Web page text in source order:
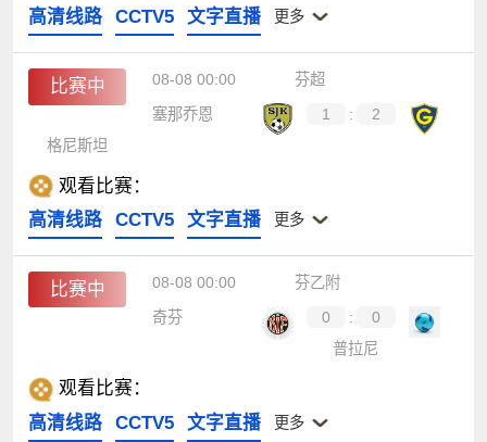
高清线路
CCTV5 文字直播 更多
比赛中 08-08 00:00
芬超
塞那乔恩
1 :
2
格尼斯坦
观看比赛：
高清线路
CCTV5 文字直播 更多
比赛中 08-08 00:00
芬乙附
奇芬
0 :
0
普拉尼
观看比赛：
高清线路
CCTV5 文字直播 更多